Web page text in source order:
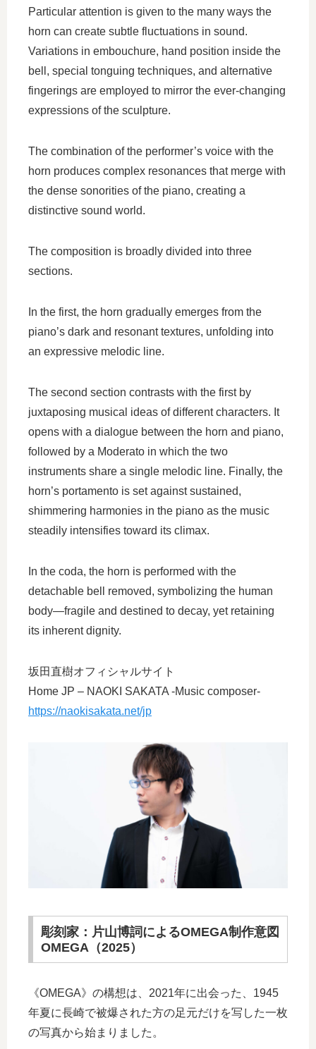
Particular attention is given to the many ways the
horn can create subtle fluctuations in sound.
Variations in embouchure, hand position inside the
bell, special tonguing techniques, and alternative
fingerings are employed to mirror the ever-changing
expressions of the sculpture.
The combination of the performer’s voice with the
horn produces complex resonances that merge with
the dense sonorities of the piano, creating a
distinctive sound world.
The composition is broadly divided into three
sections.
In the first, the horn gradually emerges from the
piano’s dark and resonant textures, unfolding into
an expressive melodic line.
The second section contrasts with the first by
juxtaposing musical ideas of different characters. It
opens with a dialogue between the horn and piano,
followed by a Moderato in which the two
instruments share a single melodic line. Finally, the
horn’s portamento is set against sustained,
shimmering harmonies in the piano as the music
steadily intensifies toward its climax.
In the coda, the horn is performed with the
detachable bell removed, symbolizing the human
body—fragile and destined to decay, yet retaining
its inherent dignity.
坂田直樹オフィシャルサイト
Home JP – NAOKI SAKATA -Music composer-
https://naokisakata.net/jp
彫刻家：片山博詞によるOMEGA制作意図
OMEGA（2025）
《OMEGA》の構想は、2021年に出会った、1945
年夏に長崎で被爆された方の足元だけを写した一枚
の写真から始まりました。